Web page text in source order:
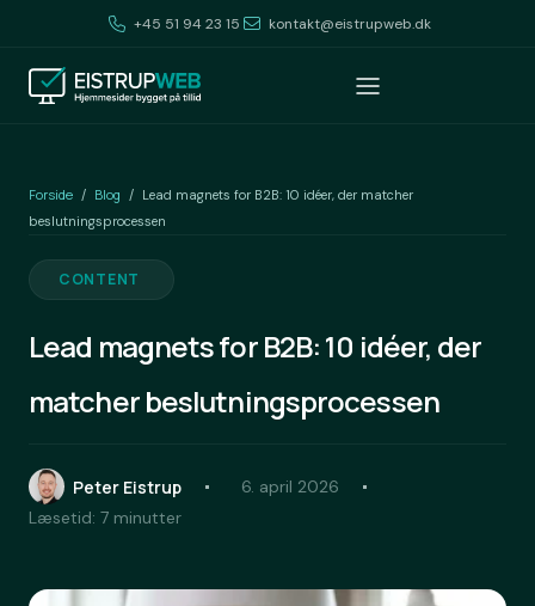
+45 51 94 23 15 kontakt@eistrupweb.dk
Forside / Blog / Lead magnets for B2B: 10 idéer, der matcher
beslutningsprocessen
CONTENT
Lead magnets for B2B: 10 idéer, der
matcher beslutningsprocessen
Peter Eistrup
6. april 2026
Læsetid: 7 minutter